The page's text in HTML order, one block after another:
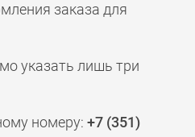
заказа для
указать лишь три
номеру: +7 (351)